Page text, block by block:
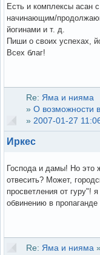
Есть и комплексы асан
начинающим/
йогинами и т. д.
Пиши о своих успехах,
Всех благ!
Re: Яма и нияма
» О возможности
» 2007-01-27
Иркес
Господа и дамы! Но это
отвесить? Может,
просветления от гуру"!
обвинению в пропаганде
Re: Яма и нияма